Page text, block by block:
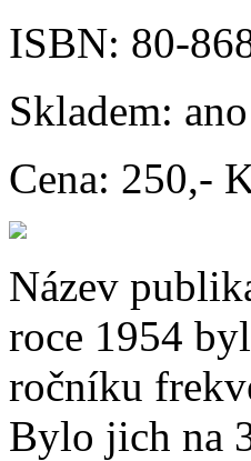
ISBN: 80-
Skladem: ano
Cena: 250,-
Název
roce 1954
ročníku
Bylo jich na